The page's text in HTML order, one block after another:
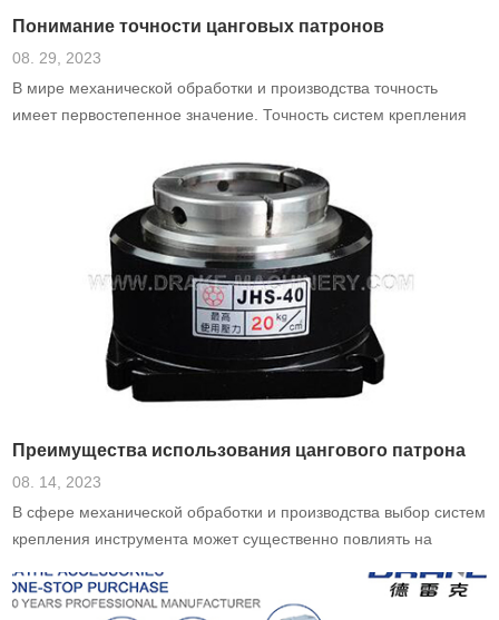
Понимание точности цанговых патронов
08. 29, 2023
В мире механической обработки и производства точность
имеет первостепенное значение. Точность систем крепления
высококачественной конечной продукции.
Преимущества использования цангового патрона
08. 14, 2023
В сфере механической обработки и производства выбор систем
крепления инструмента может существенно повлиять на